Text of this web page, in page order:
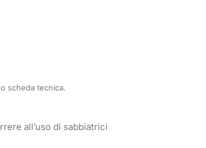
scheda tecnica.
all’uso di sabbiatrici